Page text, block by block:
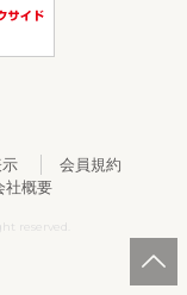
会員規約
社概要
reserved.